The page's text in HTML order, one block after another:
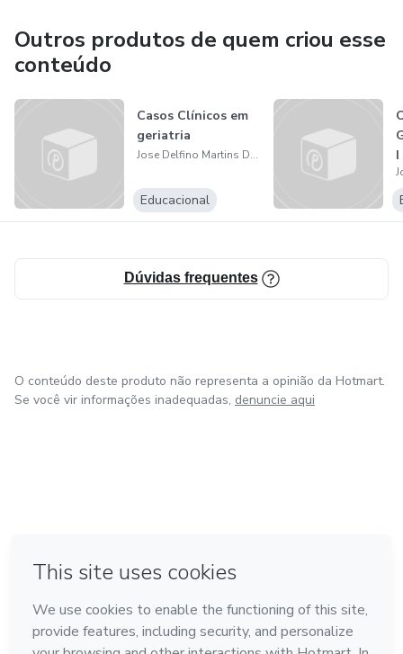
Outros produtos de quem criou esse
conteúdo
Casos Clínicos em
geriatria
Jose Delfino Martins Da Silva
Educacional
I
Dúvidas frequentes
O conteúdo deste produto não representa a opinião da Hotmart.
Se você vir informações inadequadas, denuncie aqui
Feito com ❤ na Cidade do México